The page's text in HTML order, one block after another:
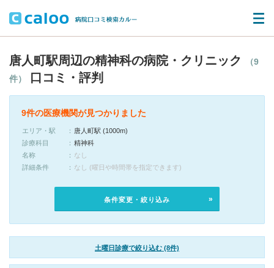
唐人町駅周辺の精神科の病院・クリニック
（9
件）
口コミ・評判
9件の医療機関が見つかりました
エリア・駅
唐人町駅 (1000m)
診療科目
精神科
名称
なし
詳細条件
なし (曜日や時間帯を指定できます)
条件変更・絞り込み
土曜日診療で絞り込む (8件)